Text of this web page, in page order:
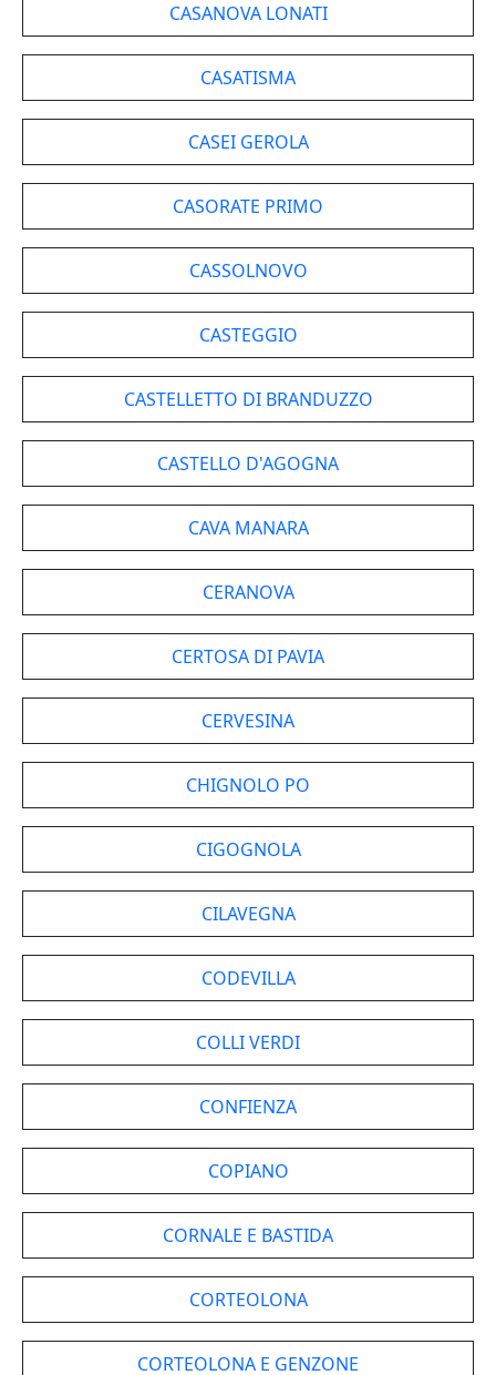
CASANOVA LONATI
CASATISMA
CASEI GEROLA
CASORATE PRIMO
CASSOLNOVO
CASTEGGIO
CASTELLETTO DI BRANDUZZO
CASTELLO D'AGOGNA
CAVA MANARA
CERANOVA
CERTOSA DI PAVIA
CERVESINA
CHIGNOLO PO
CIGOGNOLA
CILAVEGNA
CODEVILLA
COLLI VERDI
CONFIENZA
COPIANO
CORNALE E BASTIDA
CORTEOLONA
CORTEOLONA E GENZONE